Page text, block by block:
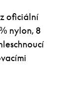
oficiální
nylon, 8